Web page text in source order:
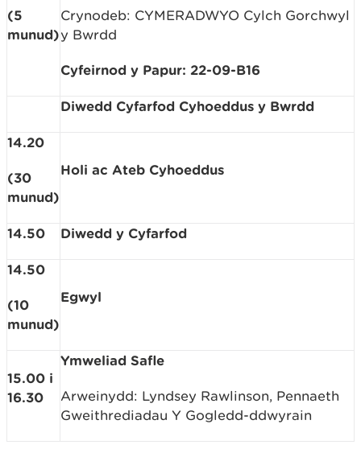
(5
munud)
Crynodeb: CYMERADWYO Cylch Gorchwyl
y Bwrdd
Cyfeirnod y Papur: 22-09-B16
Diwedd Cyfarfod Cyhoeddus y Bwrdd
14.20
(30
munud)
Holi ac Ateb Cyhoeddus
14.50 Diwedd y Cyfarfod
14.50
(10
munud)
Egwyl
15.00 i
16.30
Ymweliad Safle
Arweinydd: Lyndsey Rawlinson, Pennaeth
Gweithrediadau Y Gogledd-ddwyrain